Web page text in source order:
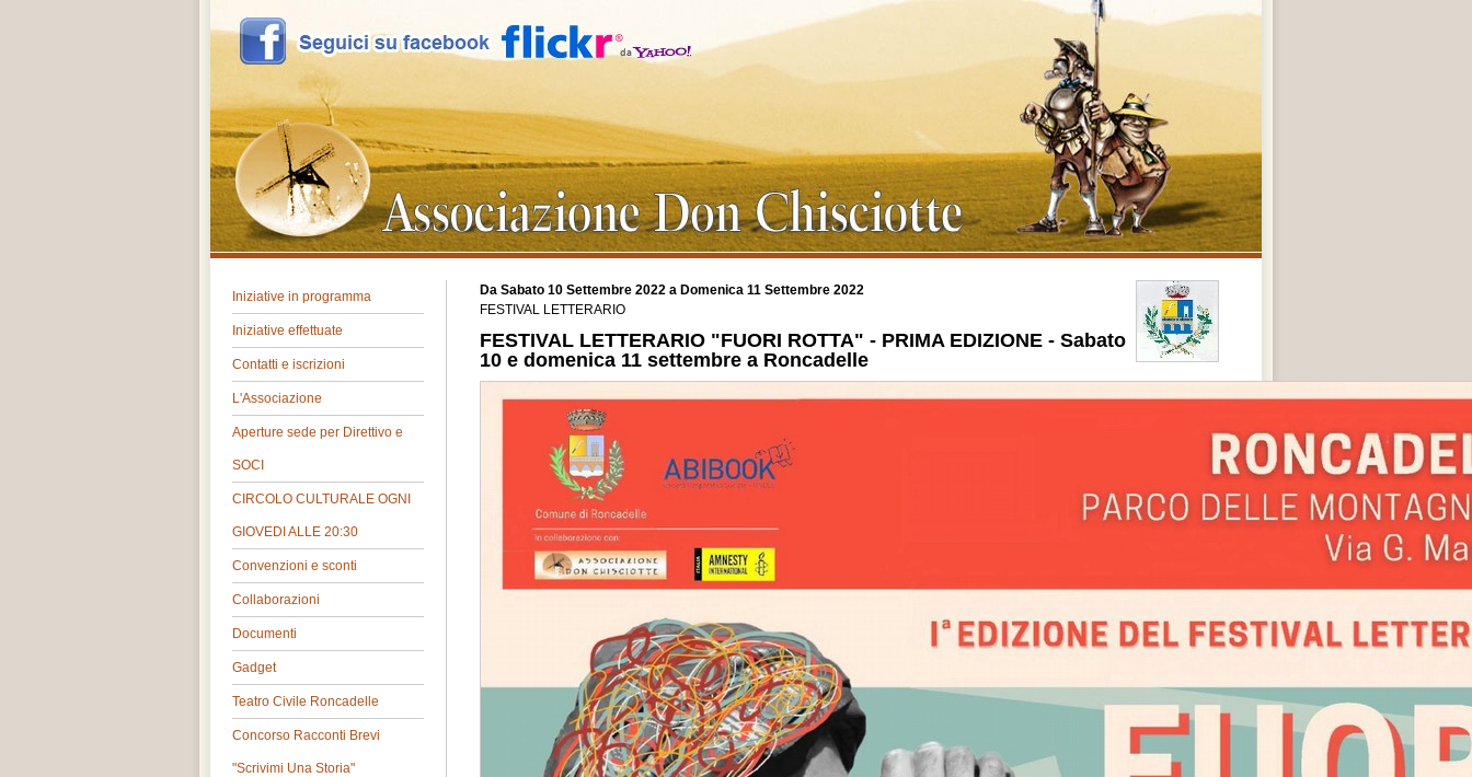
Iniziative in programma
Iniziative effettuate
Contatti e iscrizioni
L'Associazione
Aperture sede per Direttivo e
SOCI
CIRCOLO CULTURALE OGNI
GIOVEDI ALLE 20:30
Convenzioni e sconti
Collaborazioni
Documenti
Gadget
Teatro Civile Roncadelle
Concorso Racconti Brevi
"Scrivimi Una Storia"
Da Sabato 10 Settembre 2022 a Domenica 11 Settembre 2022
FESTIVAL LETTERARIO
FESTIVAL LETTERARIO "FUORI ROTTA" - PRIMA EDIZIONE - Sabato
10 e domenica 11 settembre a Roncadelle